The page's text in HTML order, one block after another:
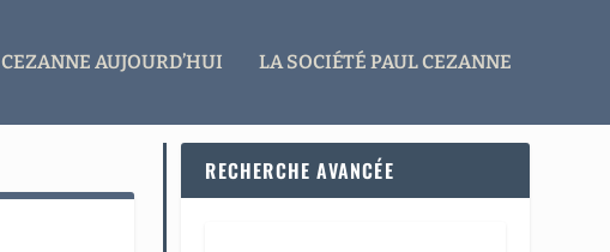
CEZANNE AUJOURD’HUI LA SOCIÉTÉ PAUL CEZANNE
RECHERCHE AVANCÉE